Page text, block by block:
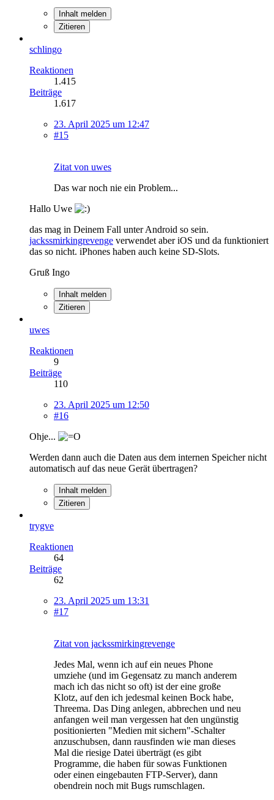
Inhalt melden
Zitieren
schlingo
Reaktionen
1.415
Beiträge
1.617
23. April 2025 um 12:47
#15
Zitat von uwes
Das war noch nie ein Problem...
Hallo Uwe
das mag in Deinem Fall unter Android so sein.
jackssmirkingrevenge verwendet aber iOS und da funktioniert
das so nicht. iPhones haben auch keine SD-Slots.
Gruß Ingo
Inhalt melden
Zitieren
uwes
Reaktionen
9
Beiträge
110
23. April 2025 um 12:50
#16
Ohje...
Werden dann auch die Daten aus dem internen Speicher nicht
automatisch auf das neue Gerät übertragen?
Inhalt melden
Zitieren
trygve
Reaktionen
64
Beiträge
62
23. April 2025 um 13:31
#17
Zitat von jackssmirkingrevenge
Jedes Mal, wenn ich auf ein neues Phone
umziehe (und im Gegensatz zu manch anderem
mach ich das nicht so oft) ist der eine große
Klotz, auf den ich jedesmal keinen Bock habe,
Threema. Das Ding anlegen, abbrechen und neu
anfangen weil man vergessen hat den ungünstig
positionierten "Medien mit sichern"-Schalter
anzuschubsen, dann rausfinden wie man dieses
Mal die riesige Datei überträgt (es gibt
Programme, die haben für sowas Funktionen
oder einen eingebauten FTP-Server), dann
obendrein noch mit Bugs rumschlagen.